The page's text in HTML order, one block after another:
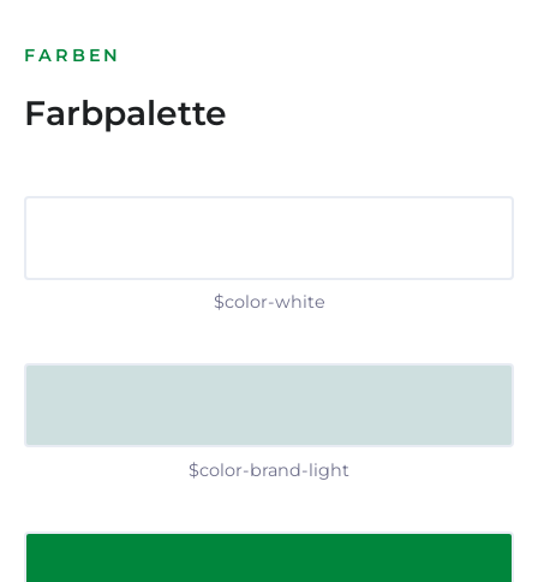
FARBEN
Farbpalette
$color-white
$color-brand-light